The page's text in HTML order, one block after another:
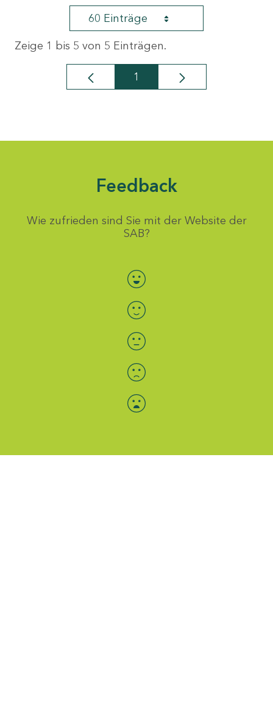
60 Einträge
Zeige 1 bis 5 von 5 Einträgen.
Seite
1
Feedback
Wie zufrieden sind Sie mit der Website der
SAB?
Bewertung auswählen